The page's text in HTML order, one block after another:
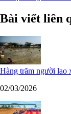
Bài viết liên
Hàng trăm người lao
02/03/2026